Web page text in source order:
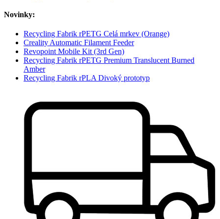
Novinky:
Recycling Fabrik rPETG Celá mrkev (Orange)
Creality Automatic Filament Feeder
Revopoint Mobile Kit (3rd Gen)
Recycling Fabrik rPETG Premium Translucent Burned
Amber
Recycling Fabrik rPLA Divoký prototyp